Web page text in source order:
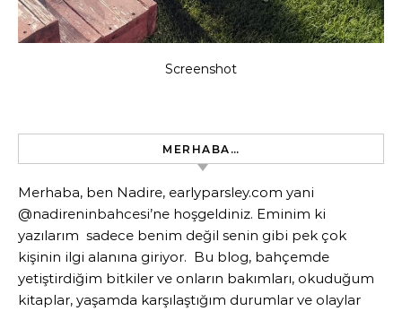
Screenshot
MERHABA…
Merhaba, ben Nadire, earlyparsley.com yani
@nadireninbahcesi’ne hoşgeldiniz. Eminim ki
yazılarım sadece benim değil senin gibi pek çok
kişinin ilgi alanına giriyor. Bu blog, bahçemde
yetiştirdiğim bitkiler ve onların bakımları, okuduğum
kitaplar, yaşamda karşılaştığım durumlar ve olaylar